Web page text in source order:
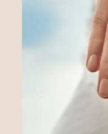
Alle priser inkl.